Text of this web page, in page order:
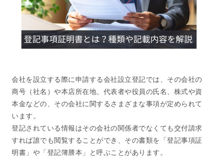
会社を設立する際に申請する会社設立登記では、その会社の
商号（社名）や本店所在地、代表者や役員の氏名、株式や資
本金などの、その会社に関するさまざまな事項が定められて
います。
登記されている情報はその会社の関係者でなくても交付請求
すれば誰でも閲覧することができ、その書類を「登記事項証
明書」や「登記簿謄本」と呼ぶことがあります。